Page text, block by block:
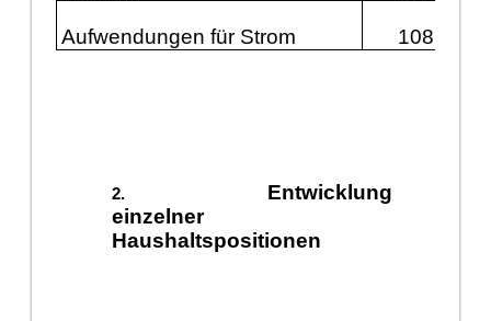
Aufwendungen für Strom 108.300
Entwicklung
einzelner
Haushaltspositionen